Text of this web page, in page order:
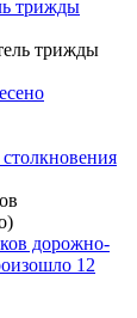
трижды
дорожно-
12